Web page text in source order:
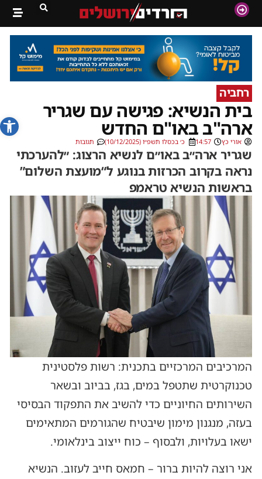
פתח
רחביה
בית הנשיא: פגישה עם שגריר
ארה"ב באו"ם החדש
אורי כץ 14:57 כ׳ בכסלו תשפ״ו (10/12/2025) תגובות
שגריר ארה״ב באו״ם לנשיא הרצוג: ״להערכתי
נראה בקרוב הכרזות בנוגע ל“מועצת השלום”
בראשות הנשיא טראמפ
המרכיבים המרכזיים בתכנית: רשות פלסטינית
טכנוקרטית שתטפל במים, בגז, בביוב ובשאר
השירותים החיוניים כדי להשיב את התפקוד הבסיסי
בעזה, מנגנון מימון שיבטיח שהגורמים המתאימים
ישאו בעלויות, ולבסוף – כוח ייצוב בינלאומי.
אני רוצה להיות ברור – חמאס חייב לעזוב. הנשיא